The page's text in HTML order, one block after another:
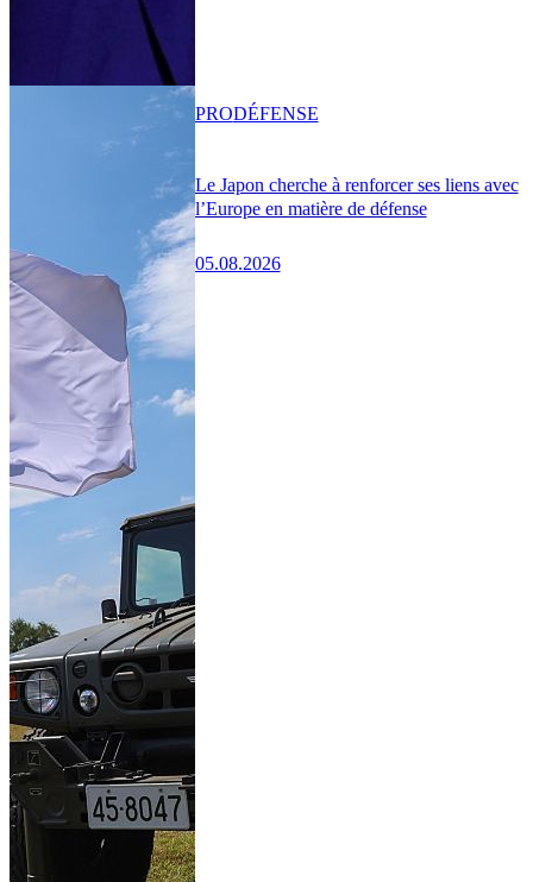
Le Japon cherche à renforcer ses liens avec
l’Europe en matière de défense
05.08.2026
PRODÉFENSE